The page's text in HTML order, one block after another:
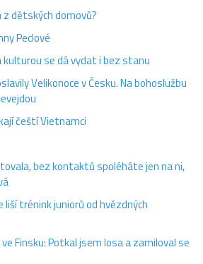
z dětských domovů?
Peclové
se dá vydat i bez stanu
Velikonoce v Česku. Na bohoslužbu
čeští Vietnamci
bez kontaktů spoléháte jen na ni,
liší trénink juniorů od hvězdných
Finsku: Potkal jsem losa a zamiloval se